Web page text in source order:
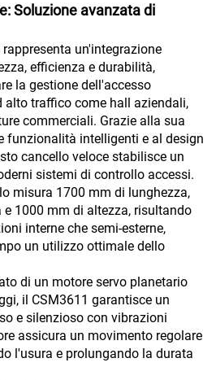
Soluzione avanzata di
un'integrazione
efficienza e durabilità,
la gestione dell'accesso
alto traffico come hall aziendali,
commerciali. Grazie alla sua
funzionalità intelligenti e al design
cancello veloce stabilisce un
sistemi di controllo accessi.
misura 1700 mm di lunghezza,
1000 mm di altezza, risultando
interne che semi-esterne,
un utilizzo ottimale dello
di un motore servo planetario
il CSM3611 garantisce un
e silenzioso con vibrazioni
assicura un movimento regolare
l'usura e prolungando la durata